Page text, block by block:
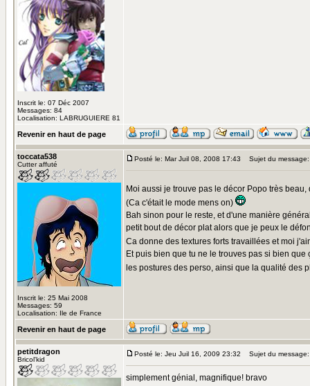
Inscrit le: 07 Déc 2007
Messages: 84
Localisation: LABRUGUIERE 81
Revenir en haut de page
toccata538
Cutter affuté
Inscrit le: 25 Mai 2008
Messages: 59
Localisation: Ile de France
Posté le: Mar Juil 08, 2008 17:43 Sujet du message:
Moi aussi je trouve pas le décor Popo très
(Ca c'était le mode mens on)
Bah sinon pour le reste, et d'une manière
petit bout de décor plat alors que je peux le
Ca donne des textures forts travaillées et moi
Et puis bien que tu ne le trouves pas si bien
les postures des perso, ainsi que la qualité des
Revenir en haut de page
petitdragon
Bricol'kid
Posté le: Jeu Juil 16, 2009 23:32 Sujet du message:
simplement génial, magnifique! bravo